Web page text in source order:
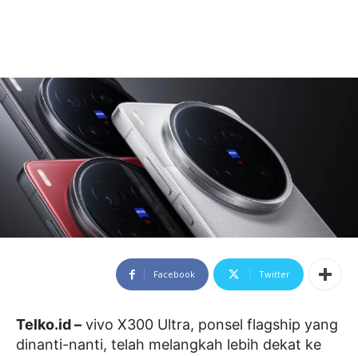
Facebook Twitter
Telko.id – vivo X300 Ultra, ponsel flagship yang
dinanti-nanti, telah melangkah lebih dekat ke